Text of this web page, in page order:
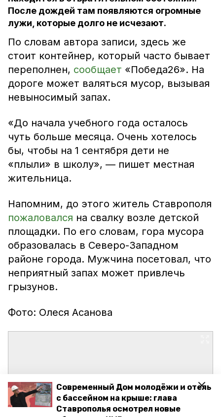
Современный Дом молодёжи и отель
с бассейном на крыше: глава
Ставрополья осмотрел новые
После дождей там появляются огромные
лужи, которые долго не исчезают.
По словам автора записи, здесь же
стоит контейнер, который часто бывает
переполнен, сообщает «Победа26». На
дороге может валяться мусор, вызывая
невыносимый запах.
«До начала учебного года осталось
чуть больше месяца. Очень хотелось
бы, чтобы на 1 сентября дети не
«плыли» в школу», — пишет местная
жительница.
Напомним, до этого житель Ставрополя
пожаловался на свалку возле детской
площадки. По его словам, гора мусора
образовалась в Северо-Западном
районе города. Мужчина посетовал, что
неприятный запах может привлечь
грызунов.
Фото: Олеся Асанова